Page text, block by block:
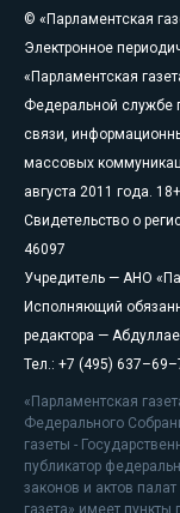
© «Парламентская
Электронное
«Парламентская
Федеральной службе
связи,
массовых
августа 2011 года. 18+
Свидетельство о
46097
Учредитель — АНО
Исполняющий
редактора —
Тел.: +7 (495)
«Парламентская
Федерального
газеты -
публикатор
законов и актов
газета» имеет пункты